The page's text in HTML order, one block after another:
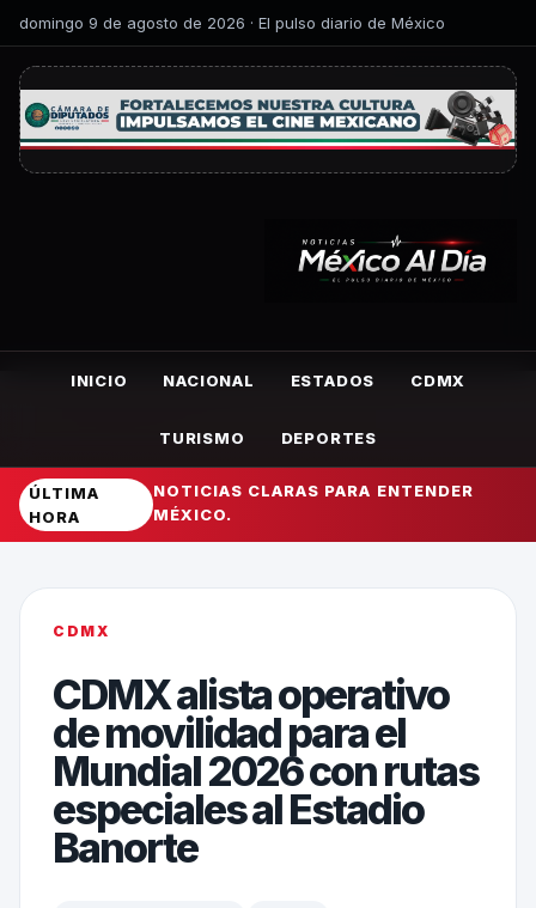
domingo 9 de agosto de 2026 · El pulso diario de México
INICIO NACIONAL ESTADOS CDMX
TURISMO DEPORTES
ÚLTIMA
HORA
NOTICIAS CLARAS PARA ENTENDER
MÉXICO.
CDMX
CDMX alista operativo
de movilidad para el
Mundial 2026 con rutas
especiales al Estadio
Banorte